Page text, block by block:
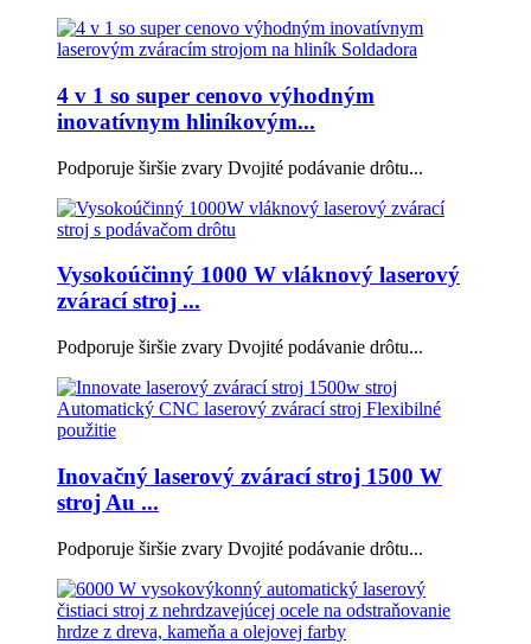
4 v 1 so super cenovo výhodným
inovatívnym hliníkovým...
Podporuje širšie zvary Dvojité podávanie drôtu...
Vysokoúčinný 1000 W vláknový laserový
zvárací stroj ...
Podporuje širšie zvary Dvojité podávanie drôtu...
Inovačný laserový zvárací stroj 1500 W
stroj Au ...
Podporuje širšie zvary Dvojité podávanie drôtu...